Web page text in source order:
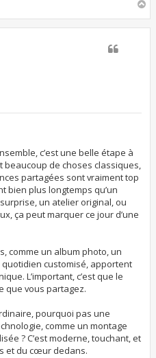
u
c’est une belle étape à
beaucoup de choses classiques,
partagées sont vraiment top
bien plus longtemps qu’un
un atelier original, ou
ça peut marquer ce jour d’une
comme un album photo, un
customisé, apportent
L’important, c’est que le
que vous partagez.
pourquoi pas une
comme un montage
? C’est moderne, touchant, et
et du cœur dedans.